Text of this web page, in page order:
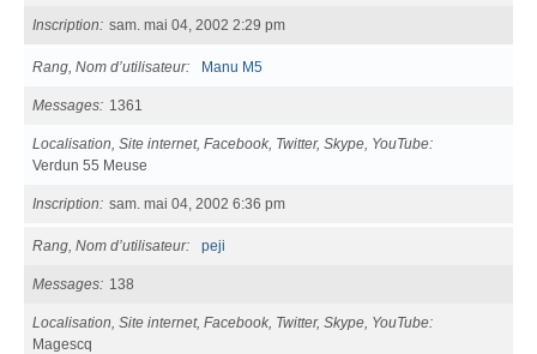
Inscription sam. mai 04, 2002 2:29 pm
Rang, Nom d’utilisateur Manu M5
Messages 1361
Localisation, Site internet, Facebook, Twitter, Skype, YouTube
Verdun 55 Meuse
Inscription sam. mai 04, 2002 6:36 pm
Rang, Nom d’utilisateur peji
Messages 138
Localisation, Site internet, Facebook, Twitter, Skype, YouTube
Magescq